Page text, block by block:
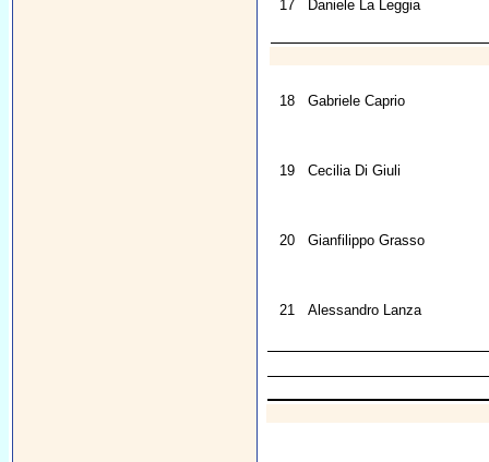
17 Daniele La Leggia
18 Gabriele Caprio
19 Cecilia Di Giuli
20 Gianfilippo Grasso
21 Alessandro Lanza